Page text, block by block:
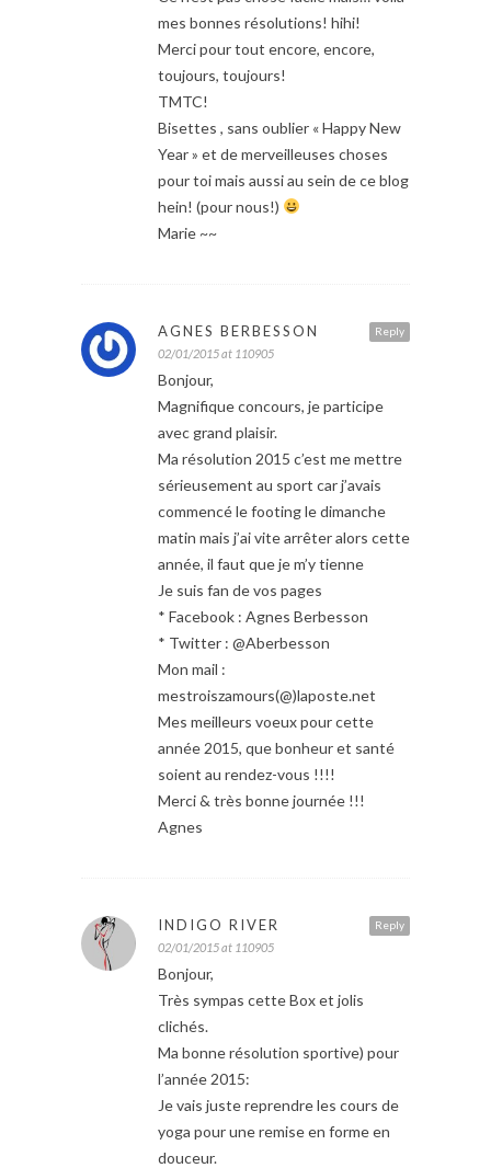
mes bonnes résolutions! hihi!
Merci pour tout encore, encore,
toujours, toujours!
TMTC!
Bisettes , sans oublier « Happy New
Year » et de merveilleuses choses
pour toi mais aussi au sein de ce blog
hein! (pour nous!)
Marie ~~
Reply
AGNES BERBESSON
02/01/2015 at 110905
Bonjour,
Magnifique concours, je participe
avec grand plaisir.
Ma résolution 2015 c’est me mettre
sérieusement au sport car j’avais
commencé le footing le dimanche
matin mais j’ai vite arrêter alors cette
année, il faut que je m’y tienne
Je suis fan de vos pages
* Facebook : Agnes Berbesson
* Twitter : @Aberbesson
Mon mail :
mestroiszamours(@)laposte.net
Mes meilleurs voeux pour cette
année 2015, que bonheur et santé
soient au rendez-vous !!!!
Merci & très bonne journée !!!
Agnes
Reply
INDIGO RIVER
02/01/2015 at 110905
Bonjour,
Très sympas cette Box et jolis
clichés.
Ma bonne résolution sportive) pour
l’année 2015:
Je vais juste reprendre les cours de
yoga pour une remise en forme en
douceur.